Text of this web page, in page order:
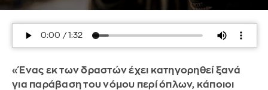
«Ένας εκ των δραστών έχει κατηγορηθεί ξανά
για παράβαση του νόμου περί όπλων, κάποιοι